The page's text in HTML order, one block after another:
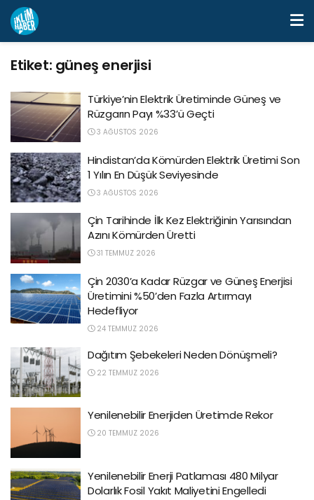
Etiket: güneş enerjisi
Türkiye’nin Elektrik Üretiminde Güneş ve
Rüzgarın Payı %33’ü Geçti
3 AĞUSTOS 2026
Hindistan’da Kömürden Elektrik Üretimi Son
1 Yılın En Düşük Seviyesinde
3 AĞUSTOS 2026
Çin Tarihinde İlk Kez Elektriğinin Yarısından
Azını Kömürden Üretti
31 TEMMUZ 2026
Çin 2030’a Kadar Rüzgar ve Güneş Enerjisi
Üretimini %50’den Fazla Artırmayı
Hedefliyor
24 TEMMUZ 2026
Dağıtım Şebekeleri Neden Dönüşmeli?
22 TEMMUZ 2026
Yenilenebilir Enerjiden Üretimde Rekor
20 TEMMUZ 2026
Yenilenebilir Enerji Patlaması 480 Milyar
Dolarlık Fosil Yakıt Maliyetini Engelledi